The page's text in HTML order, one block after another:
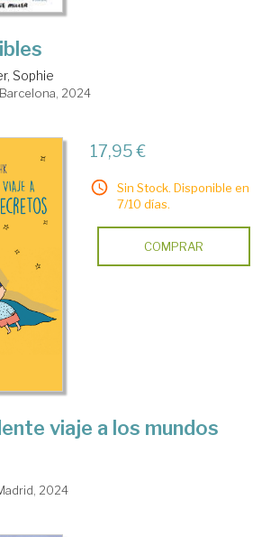
Sophie
2024
17,95 €
Sin Stock. Disponible en
7/10 días.
COMPRAR
viaje a los mundos
2024